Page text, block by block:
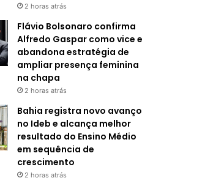
2 horas atrás
Flávio Bolsonaro confirma
Alfredo Gaspar como vice e
abandona estratégia de
ampliar presença feminina
na chapa
2 horas atrás
Bahia registra novo avanço
no Ideb e alcança melhor
resultado do Ensino Médio
em sequência de
crescimento
2 horas atrás